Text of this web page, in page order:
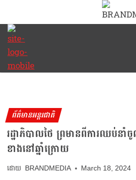
ព័ត៌មានអន្តរជាតិ
រដ្ឋាភិបាលថៃ ព្រមានពីការឈប់ន
ខាងនៅឆ្នាំក្រោយ
BRANDMEDIA March 18, 2024